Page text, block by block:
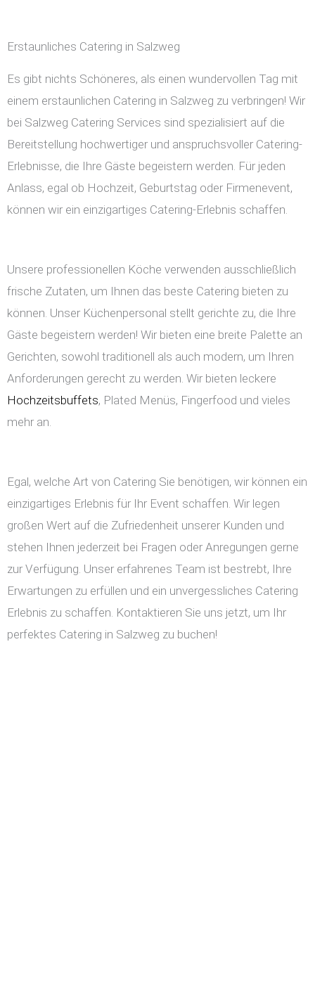
Erstaunliches Catering in Salzweg
Es gibt nichts Schöneres, als einen wundervollen Tag mit
einem erstaunlichen Catering in Salzweg zu verbringen! Wir
bei Salzweg Catering Services sind spezialisiert auf die
Bereitstellung hochwertiger und anspruchsvoller Catering-
Erlebnisse, die Ihre Gäste begeistern werden. Für jeden
Anlass, egal ob Hochzeit, Geburtstag oder Firmenevent,
können wir ein einzigartiges Catering-Erlebnis schaffen.
Unsere professionellen Köche verwenden ausschließlich
frische Zutaten, um Ihnen das beste Catering bieten zu
können. Unser Küchenpersonal stellt gerichte zu, die Ihre
Gäste begeistern werden! Wir bieten eine breite Palette an
Gerichten, sowohl traditionell als auch modern, um Ihren
Anforderungen gerecht zu werden. Wir bieten leckere
Hochzeitsbuffets, Plated Menüs, Fingerfood und vieles
mehr an.
Egal, welche Art von Catering Sie benötigen, wir können ein
einzigartiges Erlebnis für Ihr Event schaffen. Wir legen
großen Wert auf die Zufriedenheit unserer Kunden und
stehen Ihnen jederzeit bei Fragen oder Anregungen gerne
zur Verfügung. Unser erfahrenes Team ist bestrebt, Ihre
Erwartungen zu erfüllen und ein unvergessliches Catering
Erlebnis zu schaffen. Kontaktieren Sie uns jetzt, um Ihr
perfektes Catering in Salzweg zu buchen!